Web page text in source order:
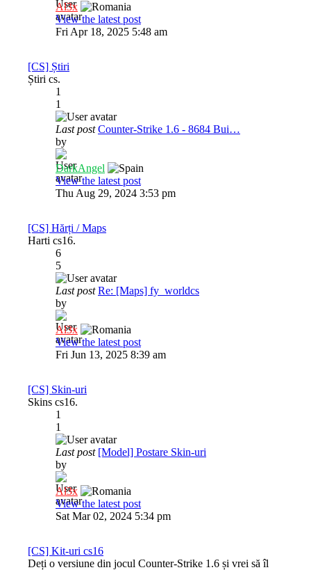
Al3x
View the latest post
Fri Apr 18, 2025 5:48 am
[CS] Știri
Știri cs.
1
1
Last post Counter-Strike 1.6 - 8684 Bui…
by
DarkAngel
View the latest post
Thu Aug 29, 2024 3:53 pm
[CS] Hărți / Maps
Harti cs16.
6
5
Last post Re: [Maps] fy_worldcs
by
Al3x
View the latest post
Fri Jun 13, 2025 8:39 am
[CS] Skin-uri
Skins cs16.
1
1
Last post [Model] Postare Skin-uri
by
Al3x
View the latest post
Sat Mar 02, 2024 5:34 pm
[CS] Kit-uri cs16
Deți o versiune din jocul Counter-Strike 1.6 și vrei să îl